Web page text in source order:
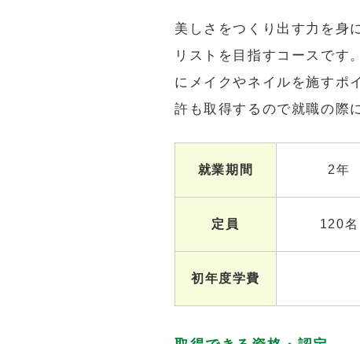
美しさをつくり出す力を身
リストを目指すコースです
にメイクやネイルを施すポ
許も取得するので就職の際
就業期間 2年
定員 120名
初年度学費